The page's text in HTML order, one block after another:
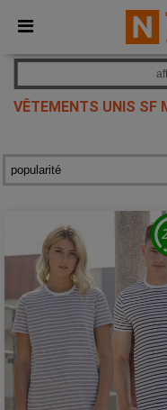
× Appli Ntextil
Meilleurs prix sur
VÊTEMENTS UNIS SF